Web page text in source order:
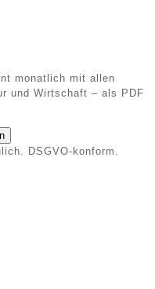
monatlich mit allen
und Wirtschaft – als PDF
DSGVO-konform.